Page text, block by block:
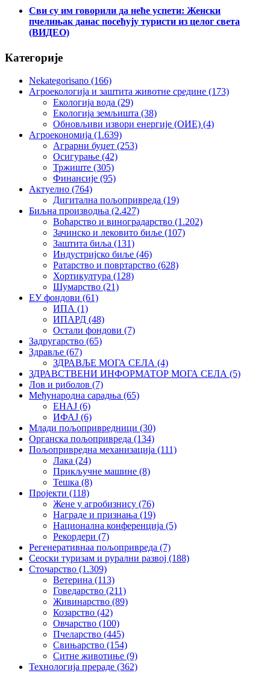
Сви су им говорили да неће успети: Женски
пчелињак данас посећују туристи из целог света
(ВИДЕО)
Категорије
Nekategorisano (166)
Агроекологија и заштита животне средине (173)
Екологија вода (29)
Екологија земљишта (38)
Обновљиви извори енергије (ОИЕ) (4)
Агроекономија (1.639)
Аграрни буџет (253)
Осигурање (42)
Тржиште (305)
Финансије (95)
Актуелно (764)
Дигитална пољопривреда (19)
Биљна производња (2.427)
Воћарство и виноградарство (1.202)
Зачинско и лековито биље (107)
Заштита биља (131)
Индустријско биље (46)
Ратарство и повртарство (628)
Хортикултура (128)
Шумарство (21)
ЕУ фондови (61)
ИПА (1)
ИПАРД (48)
Остали фондови (7)
Задругарство (65)
Здравље (67)
ЗДРАВЉЕ МОГА СЕЛА (4)
ЗДРАВСТВЕНИ ИНФОРМАТОР МОГА СЕЛА (5)
Лов и риболов (7)
Међународна сарадња (65)
ЕНАЈ (6)
ИФАЈ (6)
Млади пољопривредници (30)
Органска пољопривреда (134)
Пољопривредна механизација (111)
Лака (24)
Прикључне машине (8)
Тешка (8)
Пројекти (118)
Жене у агробизнису (76)
Награде и признања (19)
Национална конференција (5)
Рекордери (7)
Регенеративнаа пољопривреда (7)
Сеоски туризам и рурални развој (188)
Сточарство (1.309)
Ветерина (113)
Говедарство (211)
Живинарство (89)
Козарство (42)
Овчарство (100)
Пчеларство (445)
Свињарство (154)
Ситне животиње (9)
Технологија прераде (362)